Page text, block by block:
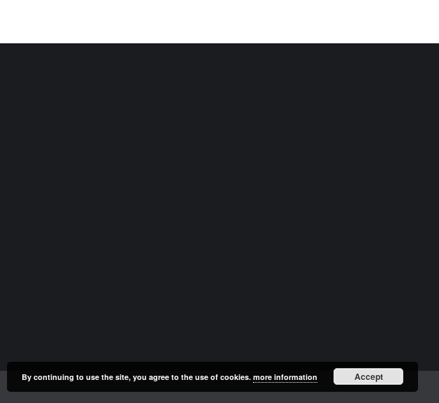
By continuing to use the site, you agree to the use of cookies. more information Accept